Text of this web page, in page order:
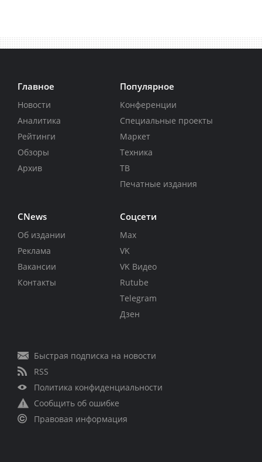
Главное
Новости
Аналитика
Рейтинги
Обзоры
Архив
Популярное
Конференции
Специальные проекты
Маркет
Техника
ТВ
Печатные издания
CNews
Об издании
Реклама
Вакансии
Контакты
Соцсети
Max
VK
VK Видео
Rutube
Telegram
Дзен
Быстрая подписка на новости
RSS
Политика конфиденциальности
Сообщить об ошибке
Правовая информация